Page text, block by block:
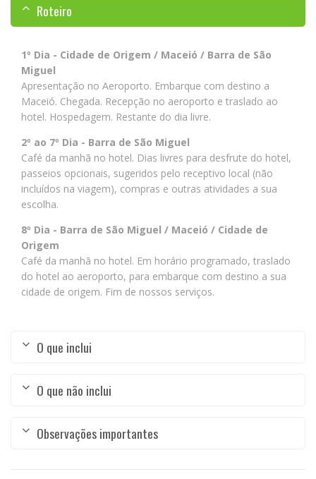
Roteiro
1º Dia - Cidade de Origem / Maceió / Barra de São
Miguel
Apresentação no Aeroporto. Embarque com destino a
Maceió. Chegada. Recepção no aeroporto e traslado ao
hotel. Hospedagem. Restante do dia livre.
2º ao 7º Dia - Barra de São Miguel
Café da manhã no hotel. Dias livres para desfrute do hotel,
passeios opcionais, sugeridos pelo receptivo local (não
incluídos na viagem), compras e outras atividades a sua
escolha.
8º Dia - Barra de São Miguel / Maceió / Cidade de
Origem
Café da manhã no hotel. Em horário programado, traslado
do hotel ao aeroporto, para embarque com destino a sua
cidade de origem. Fim de nossos serviços.
O que inclui
O que não inclui
Observações importantes